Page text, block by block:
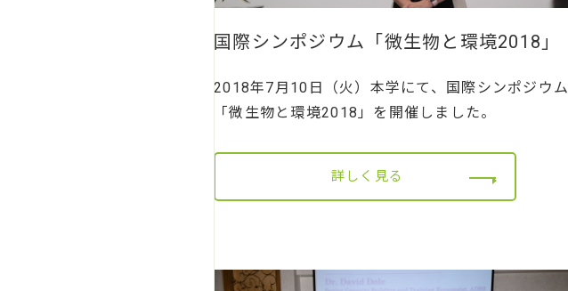
国際シンポジウム「微生物と環境2018」
2018年7月10日（火）本学にて、国際シンポジウム
「微生物と環境2018」を開催しました。
詳しく見る